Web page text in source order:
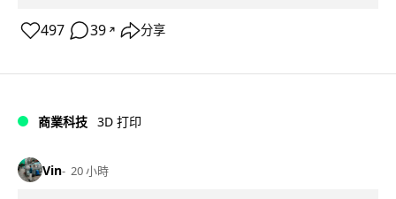
497 39 ↗ 分享
商業科技 3D 打印
Vin 20 小時